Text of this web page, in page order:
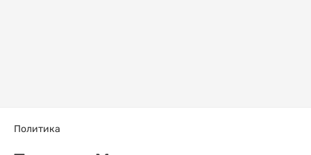
Политика